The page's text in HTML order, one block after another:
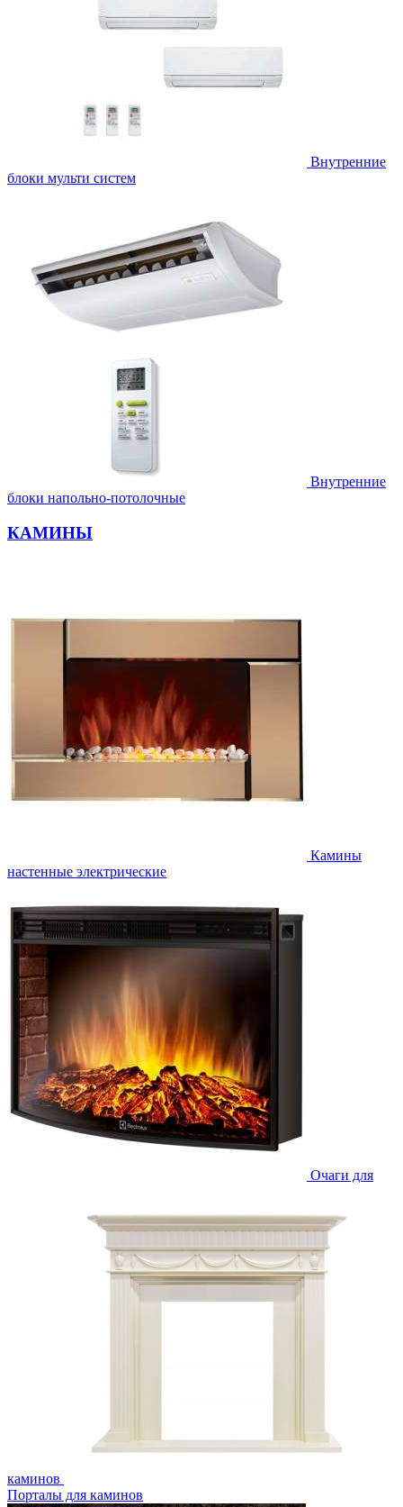
Внутренние
блоки мульти систем
Внутренние
блоки напольно-потолочные
КАМИНЫ
Камины
настенные электрические
Очаги для
каминов
Порталы для каминов